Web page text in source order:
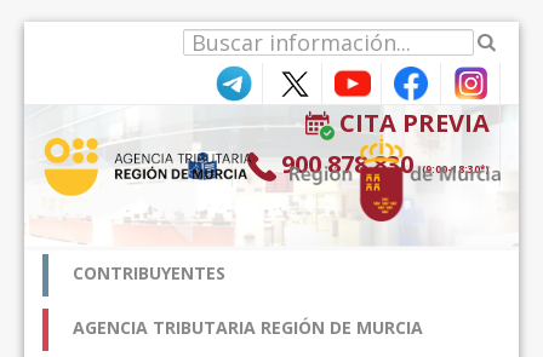
CITA PREVIA
900 878 830 (9:00-18:30*)
CONTRIBUYENTES
AGENCIA TRIBUTARIA REGIÓN DE MURCIA